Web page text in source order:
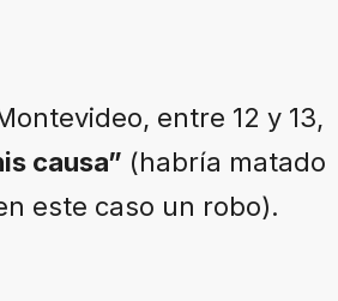
entre 12 y 13,
causa” (habría matado
este caso un robo).